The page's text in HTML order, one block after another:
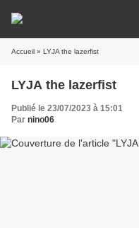
Accueil » LYJA the lazerfist
LYJA the lazerfist
Publié le 23/07/2023 à 15:01
Par nino06